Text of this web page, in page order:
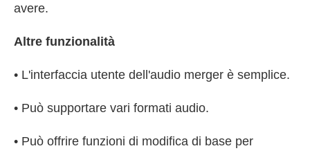
avere.
Altre funzionalità
• L'interfaccia utente dell'audio merger è semplice.
• Può supportare vari formati audio.
• Può offrire funzioni di modifica di base per